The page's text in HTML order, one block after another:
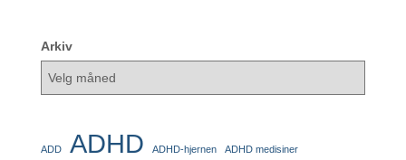
Arkiv
ADD ADHD ADHD-hjernen ADHD medisiner